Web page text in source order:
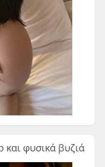
φυσικά βυζιά